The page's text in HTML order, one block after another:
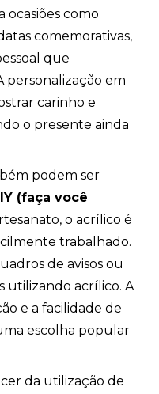
ocasiões como
comemorativas,
que
personalização em
carinho e
o presente ainda
podem ser
(faça você
o acrílico é
trabalhado.
de avisos ou
utilizando acrílico. A
e a facilidade de
escolha popular
da utilização de